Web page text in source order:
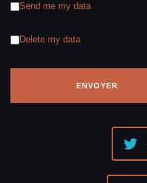
Send me my data
Delete my data